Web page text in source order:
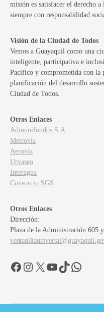
misión es satisfacer el derecho
siempre con responsabilidad
Visión de la Ciudad de Todos
Vemos a Guayaquil como una
inteligente, participativa e
Pacífico y comprometida con la
planificación del desarrollo
Ciudad de Todos.
Otros Enlaces
Admunifondos S.A.
Metrovía
Aerovía
Urvaseo
Interagua
Consorcio SGS
Otros Enlaces
Dirección:
Plaza de la Administración 605
FacebookInstagram
X YouTube
TikTokWhatsApp